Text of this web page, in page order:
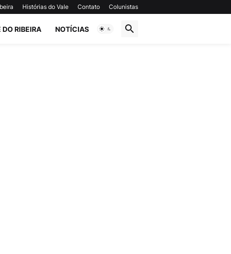
Histórias do Vale Contato Colunistas
DO RIBEIRA NOTÍCIAS